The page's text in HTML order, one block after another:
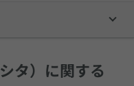
タ）に関する